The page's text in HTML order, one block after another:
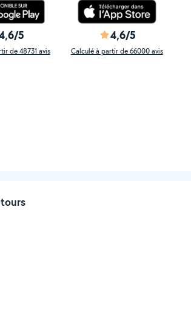
5
de 48731 avis
4,6/5
Calculé à partir de 66000 avis